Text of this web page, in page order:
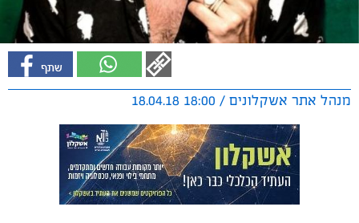
מנהל אתר אשקלונים / 18:00 18.04.18